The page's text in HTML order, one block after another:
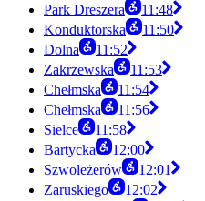
Park Dreszera
11:48
Konduktorska
11:50
Dolna
11:52
Zakrzewska
11:53
Chełmska
11:54
Chełmska
11:56
Sielce
11:58
Bartycka
12:00
Szwoleżerów
12:01
Zaruskiego
12:02